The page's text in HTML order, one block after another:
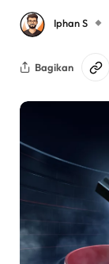
Iphan S
Bagikan